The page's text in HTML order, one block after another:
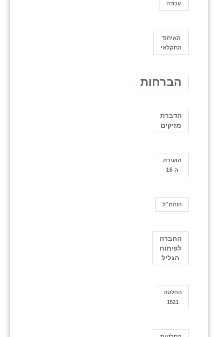
עבודה
האיחוד
החקלאי
הברחות
הדברת
מזיקים
הועידה
ה 16
הותמ״ל
החברה
לפיתוח
הגליל
החלטה
1521